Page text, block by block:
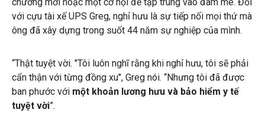
với cựu tài xế UPS Greg, nghỉ hưu là sự tiếp nối mọi thứ mà
ông đã xây dựng trong suốt 44 năm sự nghiệp của mình.
“Thật tuyệt vời. "Tôi luôn nghĩ rằng khi nghỉ hưu, tôi sẽ phải
cẩn thận với từng đồng xu", Greg nói. “Nhưng tôi đã được
ban phước với một khoản lương hưu và bảo hiểm y tế
tuyệt vời”.